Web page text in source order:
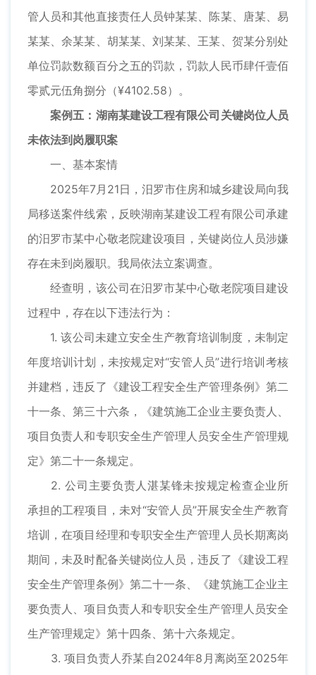
管人员和其他直接责任人员钟某某、陈某、唐某、易
某某、余某某、胡某某、刘某某、王某、贺某分别处
单位罚款数额百分之五的罚款，罚款人民币肆仟壹佰
零贰元伍角捌分（¥4102.58）。
案例五：湖南某建设工程有限公司关键岗位人员
未依法到岗履职案
一、基本案情
2025年7月21日，汨罗市住房和城乡建设局向我
局移送案件线索，反映湖南某建设工程有限公司承建
的汨罗市某中心敬老院建设项目，关键岗位人员涉嫌
存在未到岗履职。我局依法立案调查。
经查明，该公司在汨罗市某中心敬老院项目建设
过程中，存在以下违法行为：
1. 该公司未建立安全生产教育培训制度，未制定
年度培训计划，未按规定对“安管人员”进行培训考核
并建档，违反了《建设工程安全生产管理条例》第二
十一条、第三十六条，《建筑施工企业主要负责人、
项目负责人和专职安全生产管理人员安全生产管理规
定》第二十一条规定。
2. 公司主要负责人湛某锋未按规定检查企业所
承担的工程项目，未对“安管人员”开展安全生产教育
培训，在项目经理和专职安全生产管理人员长期离岗
期间，未及时配备关键岗位人员，违反了《建设工程
安全生产管理条例》第二十一条、《建筑施工企业主
要负责人、项目负责人和专职安全生产管理人员安全
生产管理规定》第十四条、第十六条规定。
3. 项目负责人乔某自2024年8月离岗至2025年